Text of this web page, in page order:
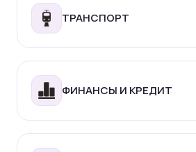
ТРАНСПОРТ
ФИНАНСЫ И КРЕДИТ